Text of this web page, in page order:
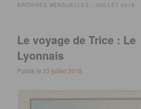
ARCHIVES MENSUELLES :JUILLET 2018
Le voyage de Trice : Le
Lyonnais
Publié le23 juillet 2018